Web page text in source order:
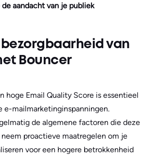
aandacht van je publiek
van
Bouncer
hoge Email Quality Score is essentieel
e-mailmarketinginspanningen.
de algemene factoren die deze
proactieve maatregelen om je
voor een hogere betrokkenheid